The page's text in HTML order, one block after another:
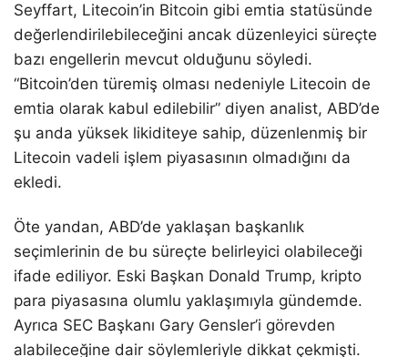
Seyffart, Litecoin’in Bitcoin gibi emtia statüsünde
değerlendirilebileceğini ancak düzenleyici süreçte
bazı engellerin mevcut olduğunu söyledi.
“Bitcoin’den türemiş olması nedeniyle Litecoin de
emtia olarak kabul edilebilir” diyen analist, ABD’de
şu anda yüksek likiditeye sahip, düzenlenmiş bir
Litecoin vadeli işlem piyasasının olmadığını da
ekledi.
Öte yandan, ABD’de yaklaşan başkanlık
seçimlerinin de bu süreçte belirleyici olabileceği
ifade ediliyor. Eski Başkan Donald Trump, kripto
para piyasasına olumlu yaklaşımıyla gündemde.
Ayrıca SEC Başkanı Gary Gensler’i görevden
alabileceğine dair söylemleriyle dikkat çekmişti.